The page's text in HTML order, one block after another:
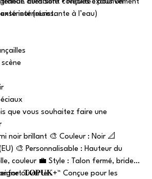
durabilité • Néolite : pour un
(résistante à l’eau)
Elles sont conçues exclusivement
intérieures.
que vous souhaitez faire une
noir brillant 🎨 Couleur : Noir 📐
🎨 Personnalisable : Hauteur du
couleur 💼 Style : Talon fermé, bride
ouverte
𝐓𝐎𝐏𝐔𝐊+™ Conçue pour les